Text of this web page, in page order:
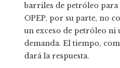
barriles de petróleo para
OPEP, por su parte, no
un exceso de petróleo ni
demanda. El tiempo,
dará la respuesta.